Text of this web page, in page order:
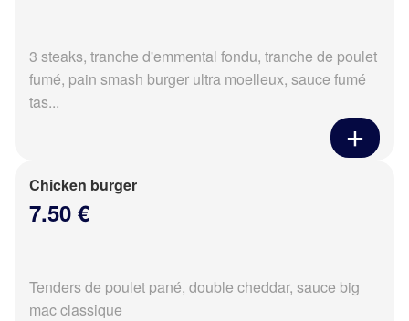
3 steaks, tranche d'emmental fondu, tranche de poulet
fumé, pain smash burger ultra moelleux, sauce fumé
tas...
Chicken burger
7.50 €
Tenders de poulet pané, double cheddar, sauce big
mac classique